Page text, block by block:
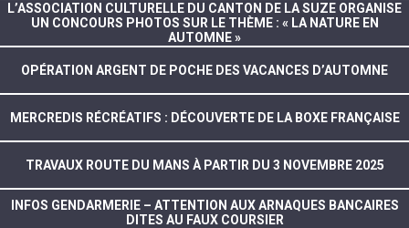
L’ASSOCIATION CULTURELLE DU CANTON DE LA SUZE ORGANISE
UN CONCOURS PHOTOS SUR LE THÈME : « LA NATURE EN
AUTOMNE »
OPÉRATION ARGENT DE POCHE DES VACANCES D’AUTOMNE
MERCREDIS RÉCRÉATIFS : DÉCOUVERTE DE LA BOXE FRANÇAISE
TRAVAUX ROUTE DU MANS À PARTIR DU 3 NOVEMBRE 2025
INFOS GENDARMERIE – ATTENTION AUX ARNAQUES BANCAIRES
DITES AU FAUX COURSIER